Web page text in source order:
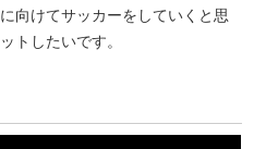
向けてサッカーをしていくと思
トしたいです。